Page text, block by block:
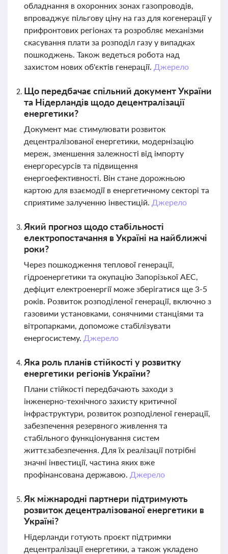
обладнання в охоронних зонах газопроводів,
впроваджує пільгову ціну на газ для когенерації у
прифронтових регіонах та розробляє механізми
скасування плати за розподіл газу у випадках
пошкоджень. Також ведеться робота над
захистом нових об'єктів генерації. Джерело
Що передбачає спільний документ України
та Нідерландів щодо децентралізації
енергетики?
Документ має стимулювати розвиток
децентралізованої енергетики, модернізацію
мереж, зменшення залежності від імпорту
енергоресурсів та підвищення
енергоефективності. Він стане дорожньою
картою для взаємодії в енергетичному секторі та
сприятиме залученню інвестицій. Джерело
Який прогноз щодо стабільності
електропостачання в Україні на найближчі
роки?
Через пошкодження теплової генерації,
гідроенергетики та окупацію Запорізької АЕС,
дефіцит електроенергії може зберігатися ще 3-5
років. Розвиток розподіленої генерації, включно з
газовими установками, сонячними станціями та
вітропарками, допоможе стабілізувати
енергосистему. Джерело
Яка роль планів стійкості у розвитку
енергетики регіонів України?
Плани стійкості передбачають заходи з
інженерно-технічного захисту критичної
інфраструктури, розвиток розподіленої генерації,
забезпечення резервного живлення та
стабільного функціонування систем
життєзабезпечення. Для їх реалізації потрібні
значні інвестиції, частина яких вже
профінансована державою. Джерело
Як міжнародні партнери підтримують
розвиток децентралізованої енергетики в
Україні?
Нідерланди готують проєкт підтримки
децентралізації енергетики, а також укладено